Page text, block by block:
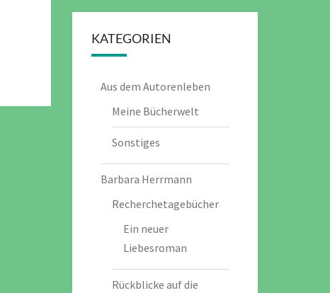
KATEGORIEN
Aus dem Autorenleben
Meine Bücherwelt
Sonstiges
Barbara Herrmann
Recherchetagebücher
Ein neuer
Liebesroman
Rückblicke auf die